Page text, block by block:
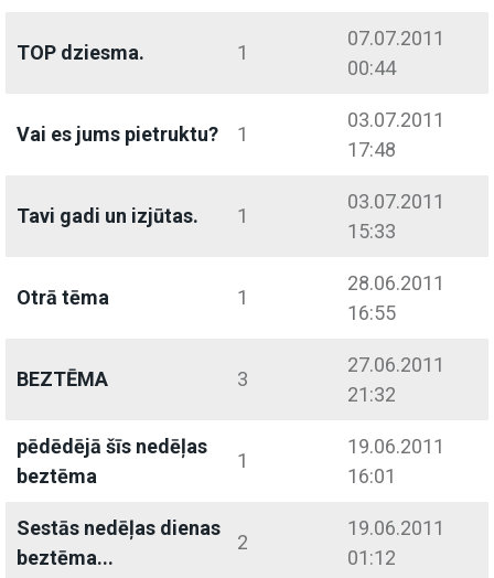
TOP dziesma. 1
07.07.2011
00:44
Vai es jums pietruktu? 1
03.07.2011
17:48
Tavi gadi un izjūtas. 1
03.07.2011
15:33
Otrā tēma 1
28.06.2011
16:55
BEZTĒMA 3
27.06.2011
21:32
pēdēdējā šīs nedēļas
beztēma
1
19.06.2011
16:01
Sestās nedēļas dienas
beztēma...
2
19.06.2011
01:12